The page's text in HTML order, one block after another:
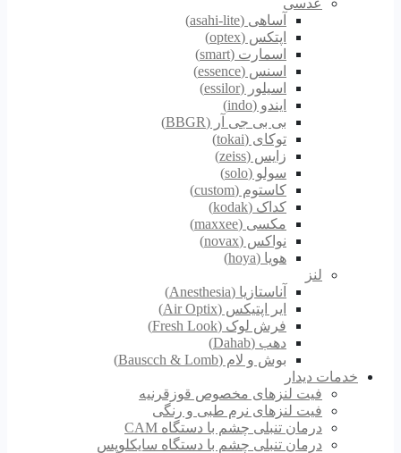
عدسی
آساهی (asahi-lite)
اپتکس (optex)
اسمارت (smart)
اسنس (essence)
اسیلور (essilor)
ایندو (indo)
بی بی جی آر (BBGR)
توکای (tokai)
زایس (zeiss)
سولو (solo)
کاستوم (custom)
کداک (kodak)
مکسی (maxxee)
نواکس (novax)
هویا (hoya)
لنز
آناستازیا (Anesthesia)
ایر اپتیکس (Air Optix)
فرش لوک (Fresh Look)
دهب (Dahab)
بوش و لام (Bauscch & Lomb)
خدمات دیدار
فیت لنزهای مخصوص قوزقرنیه
فیت لنزهای نرم طبی و رنگی
درمان تنبلی چشم با دستگاه CAM
درمان تنبلی چشم با دستگاه سایکلوپس